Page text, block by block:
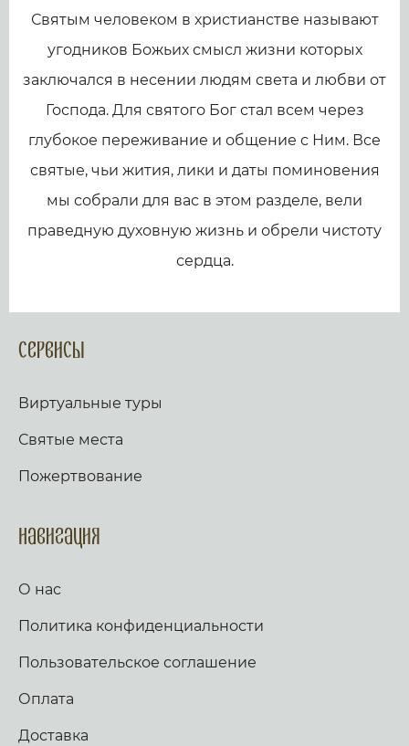
Святым человеком в христианстве называют
угодников Божьих смысл жизни которых
заключался в несении людям света и любви от
Господа. Для святого Бог стал всем через
глубокое переживание и общение с Ним. Все
святые, чьи жития, лики и даты поминовения
мы собрали для вас в этом разделе, вели
праведную духовную жизнь и обрели чистоту
сердца.
Сервисы
Виртуальные туры
Святые места
Пожертвование
Навигация
О нас
Политика конфиденциальности
Пользовательское соглашение
Оплата
Доставка